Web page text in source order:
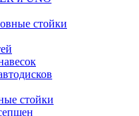
стойки
стойки